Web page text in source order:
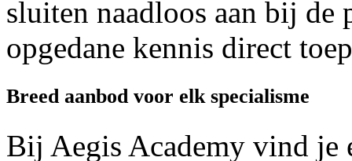
sluiten naadloos aan bij
opgedane kennis direct
Breed aanbod voor elk specialisme
Bij Aegis Academy vind je